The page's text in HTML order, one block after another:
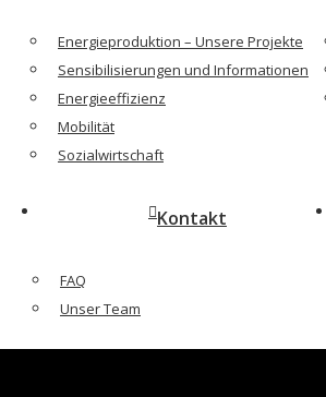
Energieproduktion – Unsere Projekte
Sensibilisierungen und Informationen
Energieeffizienz
Mobilität
Sozialwirtschaft
Kontakt
FAQ
Unser Team